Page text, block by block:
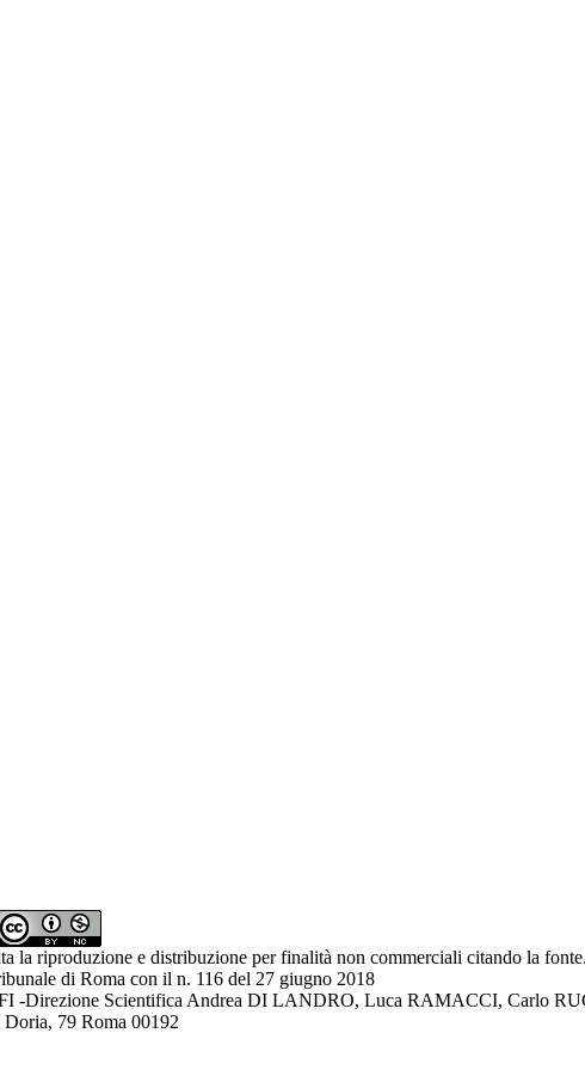
la riproduzione e distribuzione per finalità non commerciali citando la fonte.
di Roma con il n. 116 del 27 giugno 2018
-Direzione Scientifica Andrea DI LANDRO, Luca RAMACCI, Carlo
79 Roma 00192